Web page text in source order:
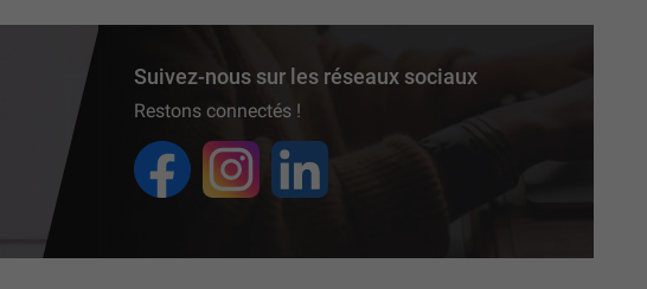
Suivez-nous sur les réseaux sociaux
Restons connectés !